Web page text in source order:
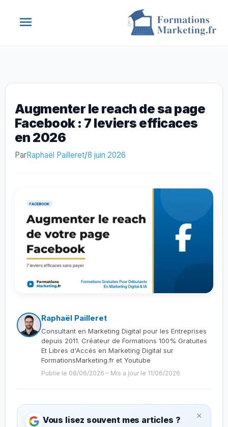
Menu
Augmenter le reach de sa page
Facebook : 7 leviers efficaces
en 2026
ParRaphaël Pailleret/8 juin 2026
Raphaël Pailleret
Consultant en Marketing Digital pour les Entreprises
depuis 2011. Créateur de Formations 100% Gratuites
Et Libres d'Accès en Marketing Digital sur
FormationsMarketing.fr et Youtube
Publie le 08/06/2026 – Mis a jour le 11/06/2026
×
Vous lisez souvent mes articles ?